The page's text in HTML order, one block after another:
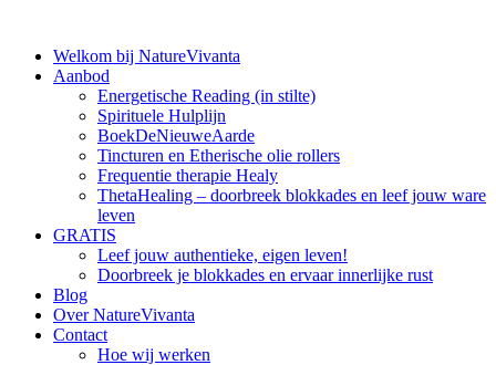
inhoud
Welkom bij NatureVivanta
Aanbod
Energetische Reading (in stilte)
Spirituele Hulplijn
BoekDeNieuweAarde
Tincturen en Etherische olie rollers
Frequentie therapie Healy
ThetaHealing – doorbreek blokkades en leef jouw ware
leven
GRATIS
Leef jouw authentieke, eigen leven!
Doorbreek je blokkades en ervaar innerlijke rust
Blog
Over NatureVivanta
Contact
Hoe wij werken